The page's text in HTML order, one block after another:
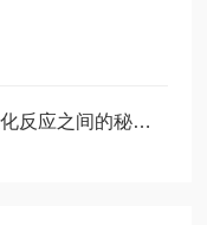
光化学反应仪与光化学反应和光催化反应之间的秘密关系